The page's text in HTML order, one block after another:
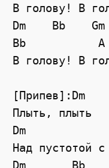
В голову! В
Dm    Bb    Gm
Bb           A
В голову! В
[Припев]:Dm
Плыть, плыть
Dm
Над пустотой с